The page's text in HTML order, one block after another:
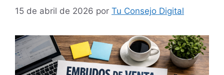
15 de abril de 2026 por Tu Consejo Digital